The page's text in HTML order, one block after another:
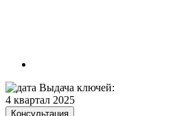
Выдача ключей:
4 квартал 2025
Консультация